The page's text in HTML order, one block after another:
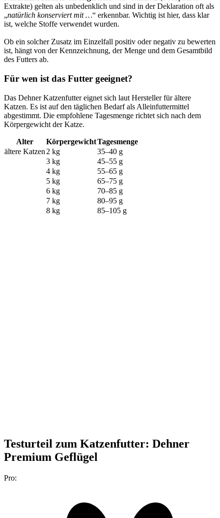
Extrakte) gelten als unbedenklich und sind in der Deklaration oft als
„natürlich konserviert mit …“ erkennbar. Wichtig ist hier, dass klar
ist, welche Stoffe verwendet wurden.
Ob ein solcher Zusatz im Einzelfall positiv oder negativ zu bewerten
ist, hängt von der Kennzeichnung, der Menge und dem Gesamtbild
des Futters ab.
Für wen ist das Futter geeignet?
Das Dehner Katzenfutter eignet sich laut Hersteller für ältere
Katzen. Es ist auf den täglichen Bedarf als Alleinfuttermittel
abgestimmt. Die empfohlene Tagesmenge richtet sich nach dem
Körpergewicht der Katze.
Alter KörpergewichtTagesmenge
ältere Katzen 2 kg
35–40 g
3 kg
45–55 g
4 kg
55–65 g
5 kg
65–75 g
6 kg
70–85 g
7 kg
80–95 g
8 kg
85–105 g
Testurteil zum Katzenfutter: Dehner
Premium Geflügel
Pro: